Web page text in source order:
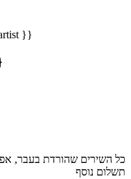
כל השירים שהורדת בעבר,
תשלום נוסף